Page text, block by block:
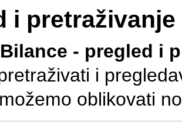
i
Bilance - pregled i
i
oblikovati